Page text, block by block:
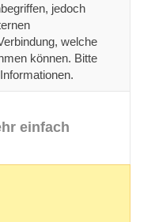
jedoch
welche
können. Bitte
einfach